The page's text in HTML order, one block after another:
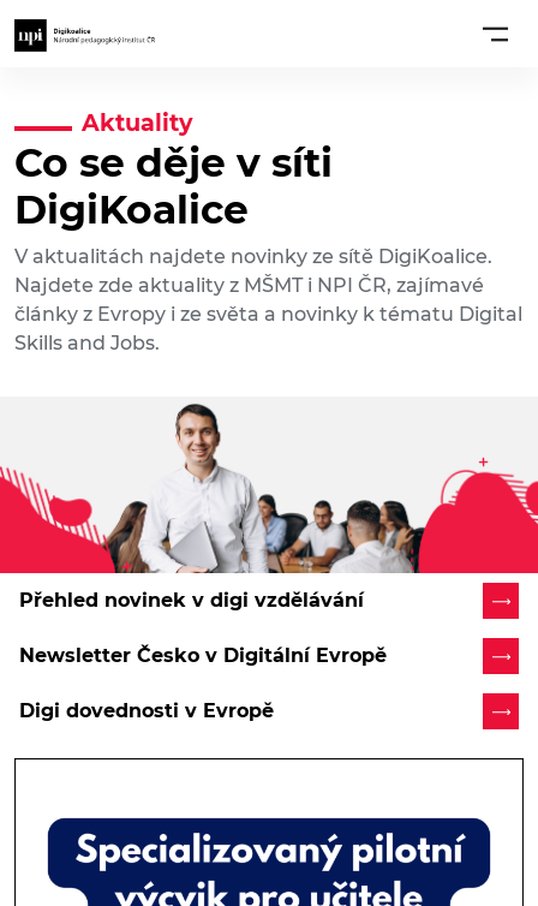
Aktuality
Co se děje v síti
DigiKoalice
V aktualitách najdete novinky ze sítě DigiKoalice.
Najdete zde aktuality z MŠMT i NPI ČR, zajímavé
články z Evropy i ze světa a novinky k tématu Digital
Skills and Jobs.
Přehled novinek v digi vzdělávání
Newsletter Česko v Digitální Evropě
Digi dovednosti v Evropě